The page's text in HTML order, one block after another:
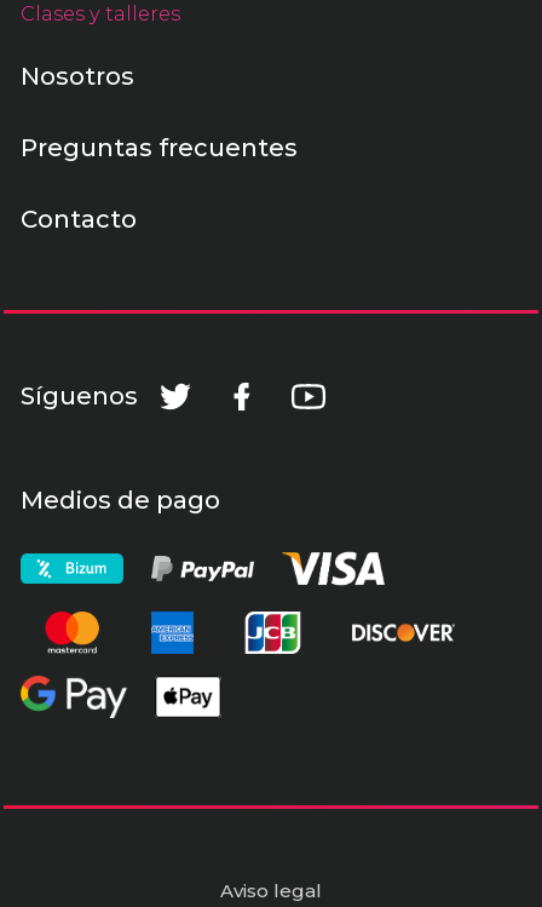
Clases y talleres
Nosotros
Preguntas frecuentes
Contacto
Síguenos
Medios de pago
Aviso legal